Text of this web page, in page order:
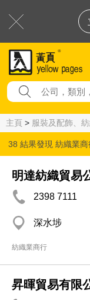
主頁 > 服裝及配飾、
38 結果發現 紡織業商
明達紡織貿易
2398 7111
深水埗
紡織業商行
昇暉貿易有限